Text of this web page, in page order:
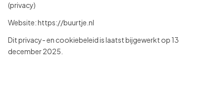
(privacy)
Website: https://buurtje.nl
Dit privacy- en cookiebeleid is laatst bijgewerkt op 13
december 2025.